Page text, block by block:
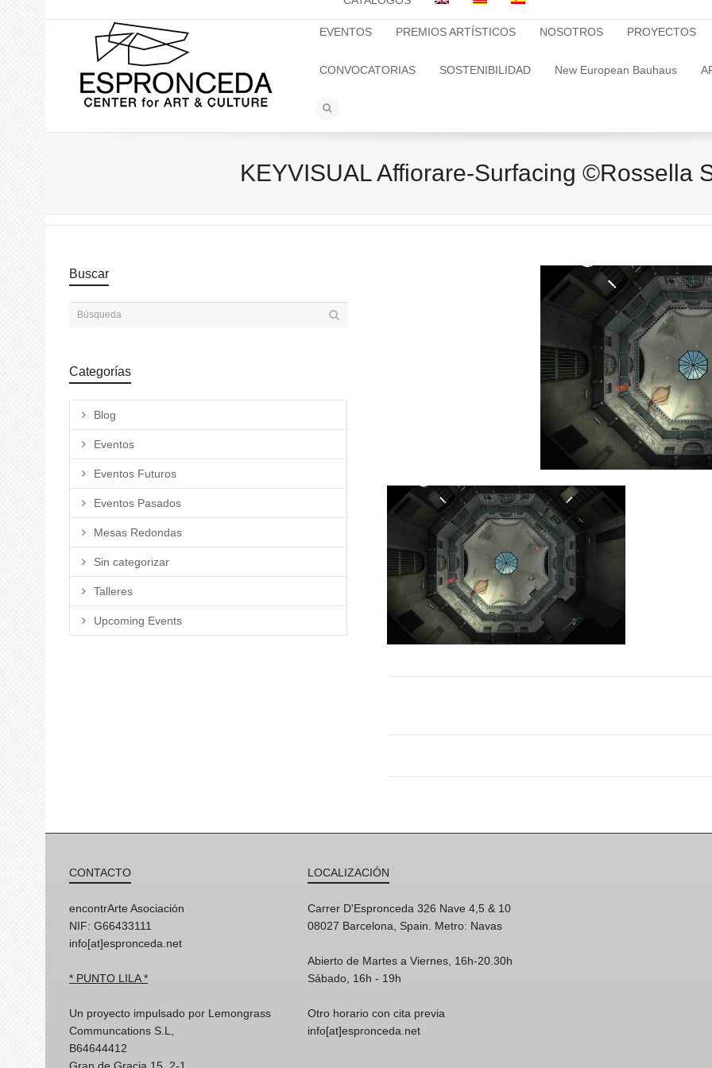
EVENTOS PREMIOS ARTÍSTICOS NOSOTROS PROYECTOS
CONVOCATORIAS SOSTENIBILIDAD New European Bauhaus
KEYVISUAL Affiorare-Surfacing ©Rossella
Buscar
Categorías
Blog
Eventos
Eventos Futuros
Eventos Pasados
Mesas Redondas
Sin categorizar
Talleres
Upcoming Events
CONTACTO
encontrArte Asociación
NIF: G66433111
info[at]espronceda.net
* PUNTO LILA *
Un proyecto impulsado por Lemongrass
Communcations S.L,
B64644412
Gran de Gracia 15, 2-1
LOCALIZACIÓN
Carrer D'Espronceda 326 Nave 4,5 & 10
08027 Barcelona, Spain. Metro: Navas
Abierto de Martes a Viernes, 16h-20.30h
Sábado, 16h - 19h
Otro horario con cita previa
info[at]espronceda.net